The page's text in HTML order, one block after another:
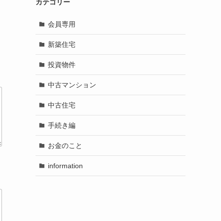
カテゴリー
会員専用
新築住宅
投資物件
中古マンション
中古住宅
手続き編
お金のこと
information